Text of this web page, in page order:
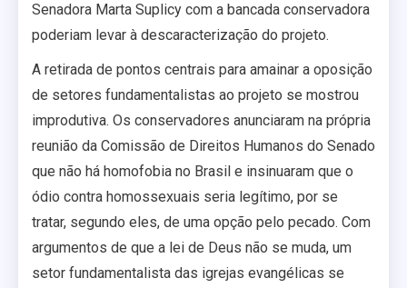
Senadora Marta Suplicy com a bancada conservadora
poderiam levar à descaracterização do projeto.
A retirada de pontos centrais para amainar a oposição
de setores fundamentalistas ao projeto se mostrou
improdutiva. Os conservadores anunciaram na própria
reunião da Comissão de Direitos Humanos do Senado
que não há homofobia no Brasil e insinuaram que o
ódio contra homossexuais seria legítimo, por se
tratar, segundo eles, de uma opção pelo pecado. Com
argumentos de que a lei de Deus não se muda, um
setor fundamentalista das igrejas evangélicas se